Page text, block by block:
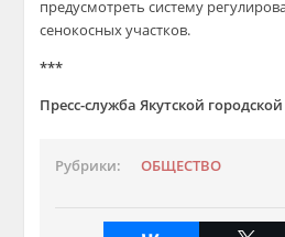
предусмотреть систему
сенокосных участков.
***
Пресс-служба Якутской
Рубрики: ОБЩЕСТВО